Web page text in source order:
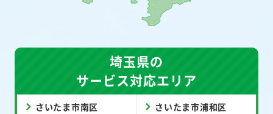
埼玉県の
サービス対応エリア
さいたま市南区 さいたま市浦和区